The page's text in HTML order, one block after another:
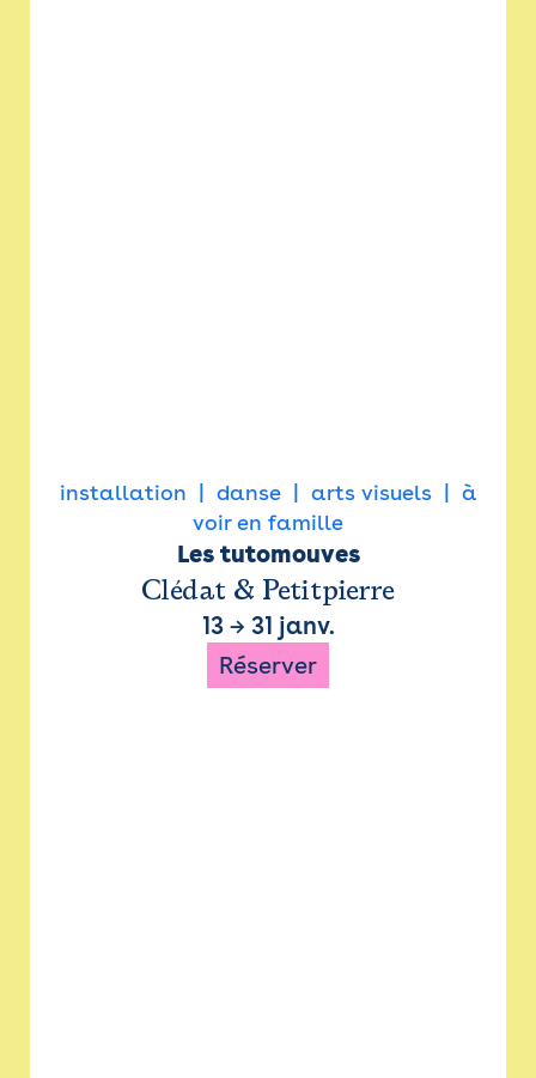
installation danse arts visuels
à
voir en famille
Les tutomouves
Clédat & Petitpierre
13→ 31 janv.
Réserver